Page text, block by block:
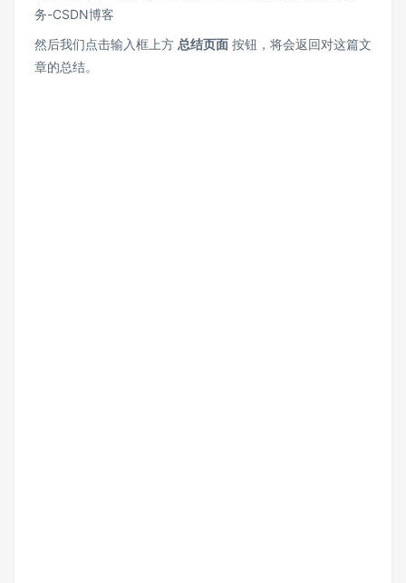
务-CSDN博客
然后我们点击输入框上方 总结页面 按钮，将会返回对这篇文
章的总结。